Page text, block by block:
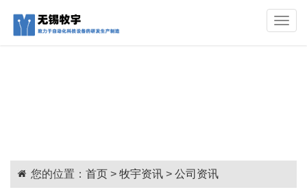
Toggle
您的位置： 首页 > 牧宇资讯 > 公司资讯